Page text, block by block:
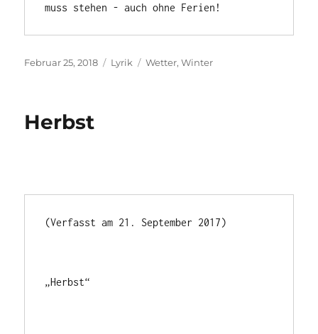
muss stehen - auch ohne Ferien!
Veröffentlicht
Februar 25, 2018 Kategorien
Lyrik Schlagwörter
Wetter,Winter
Herbst
(Verfasst am 21. September 2017)
„Herbst“